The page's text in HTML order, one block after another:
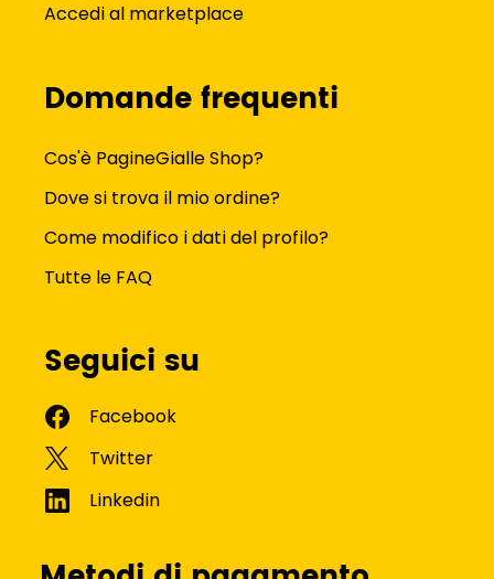
Accedi al marketplace
Domande frequenti
Cos'è PagineGialle Shop?
Dove si trova il mio ordine?
Come modifico i dati del profilo?
Tutte le FAQ
Seguici su